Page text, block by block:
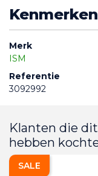
Kenmerken
Merk
ISM
Referentie
3092992
Klanten die
hebben
SALE